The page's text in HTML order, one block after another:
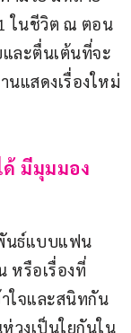
ในชีวิต ณ ตอน
ละตื่นเต้นที่จะ
นแสดงเรื่องใหม่
มีมุมมอง
พันธ์แบบแฟน
หรือเรื่องที่
ใจและสนิทกัน
วงเป็นใยกันใน